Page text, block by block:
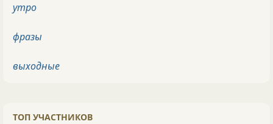
утро
фразы
выходные
ТОП УЧАСТНИКОВ